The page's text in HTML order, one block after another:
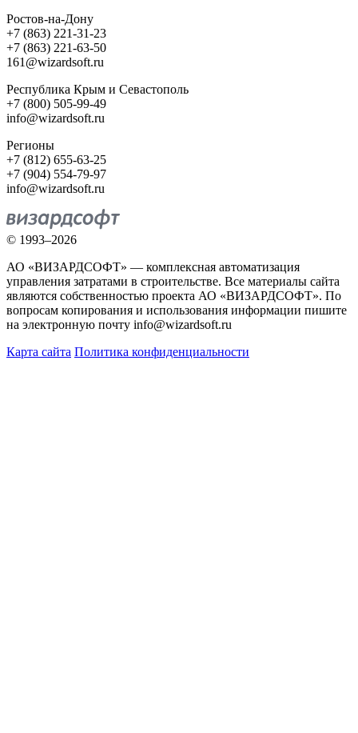
Ростов-на-Дону
+7 (863) 221-31-23
+7 (863) 221-63-50
161@wizardsoft.ru
Республика Крым и Севастополь
+7 (800) 505-99-49
info@wizardsoft.ru
Регионы
+7 (812) 655-63-25
+7 (904) 554-79-97
info@wizardsoft.ru
© 1993–2026
АО «ВИЗАРДСОФТ» — комплексная автоматизация
управления затратами в строительстве. Все материалы сайта
являются собственностью проекта АО «ВИЗАРДСОФТ». По
вопросам копирования и использования информации пишите
на электронную почту info@wizardsoft.ru
Карта сайта Политика конфиденциальности